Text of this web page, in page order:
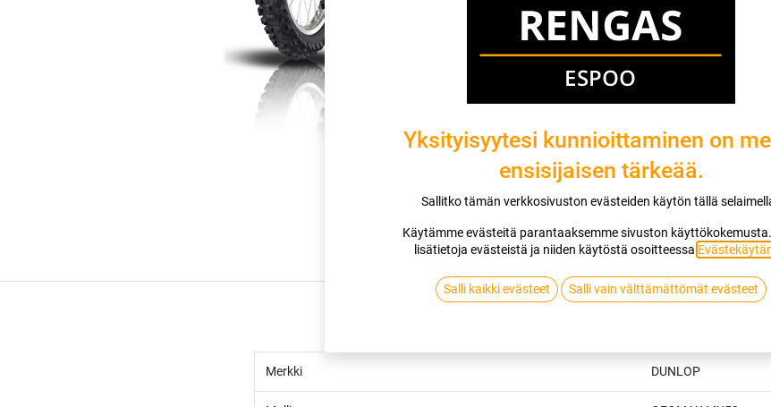
Merkki DUNLOP
Yksityisyytesi kunnioittaminen on
ensisijaisen tärkeää.
Sallitko tämän verkkosivuston evästeiden käytön tällä
Käytämme evästeitä parantaaksemme sivuston
lisätietoja evästeistä ja niiden käytöstä osoitteessa
Salli kaikki evästeet Salli vain välttämättömät evästeet